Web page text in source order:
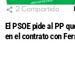
2 Compartido
El PSOE pide al PP
en el contrato con